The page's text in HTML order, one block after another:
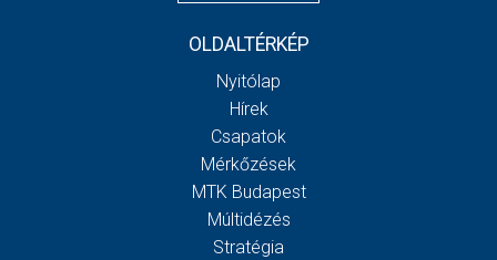
OLDALTÉRKÉP
Nyitólap
Hírek
Csapatok
Mérkőzések
MTK Budapest
Múltidézés
Stratégia